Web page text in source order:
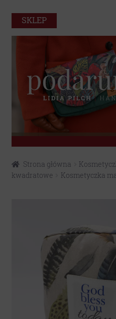
SKLEP
do
nawigacji
do
treści
Strona główna
kwadratowe
Kosmetyczka